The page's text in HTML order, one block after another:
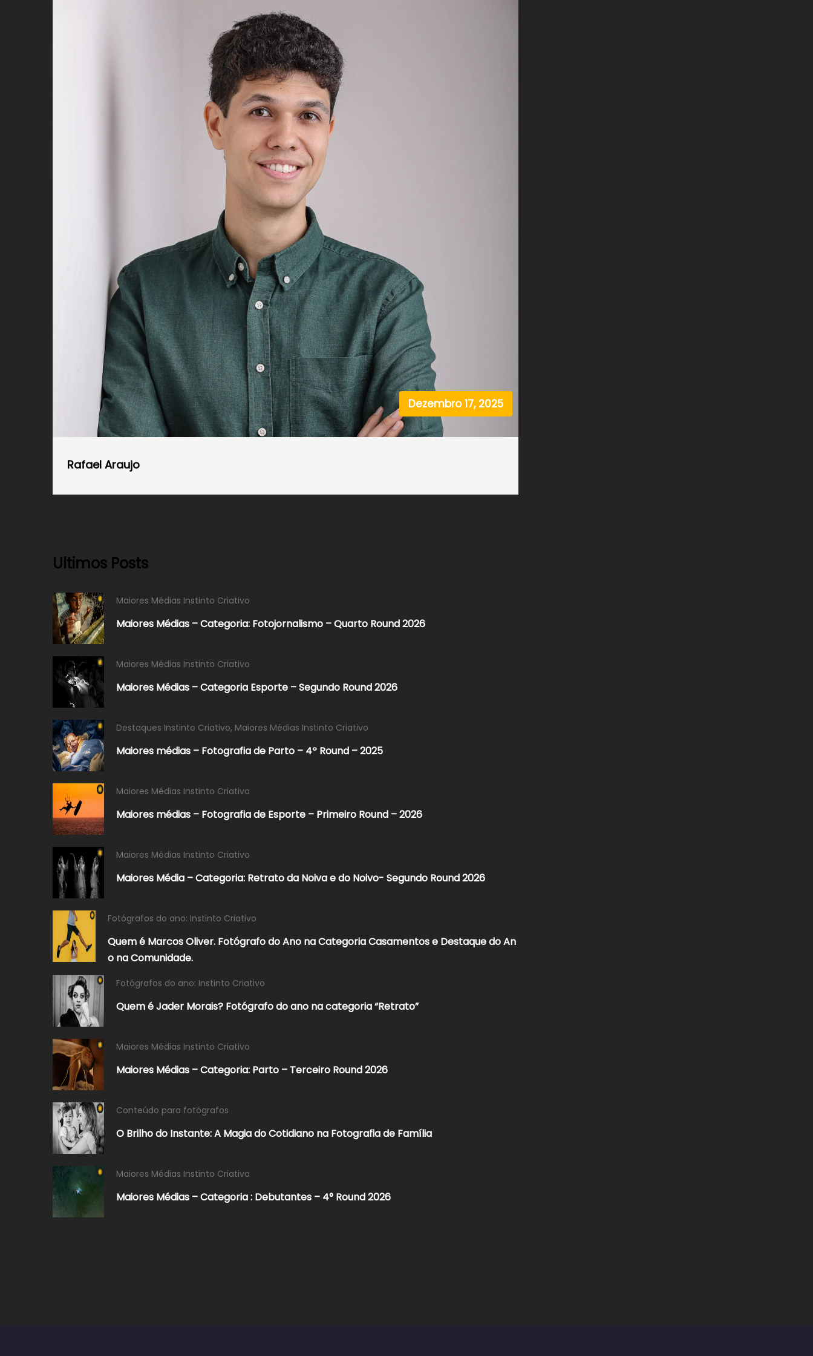
Dezembro 17, 2025
Rafael Araujo
Ultimos Posts
Maiores Médias Instinto Criativo
Maiores Médias – Categoria: Fotojornalismo – Quarto Round 2026
Maiores Médias Instinto Criativo
Maiores Médias – Categoria Esporte – Segundo Round 2026
Destaques Instinto Criativo, Maiores Médias Instinto Criativo
Maiores médias – Fotografia de Parto – 4º Round – 2025
Maiores Médias Instinto Criativo
Maiores médias – Fotografia de Esporte – Primeiro Round – 2026
Maiores Médias Instinto Criativo
Maiores Média – Categoria: Retrato da Noiva e do Noivo- Segundo Round 2026​
Fotógrafos do ano: Instinto Criativo
Quem é Marcos Oliver. Fotógrafo do Ano na Categoria Casamentos e Destaque do An
o na Comunidade.
Fotógrafos do ano: Instinto Criativo
Quem é Jader Morais? Fotógrafo do ano na categoria “Retrato”
Maiores Médias Instinto Criativo
Maiores Médias – Categoria: Parto – Terceiro Round 2026
Conteúdo para fotógrafos
O Brilho do Instante: A Magia do Cotidiano na Fotografia de Família
Maiores Médias Instinto Criativo
Maiores Médias – Categoria : Debutantes – 4° Round 2026